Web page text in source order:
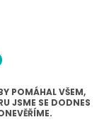
POMÁHAL VŠEM,
JSME SE DODNES